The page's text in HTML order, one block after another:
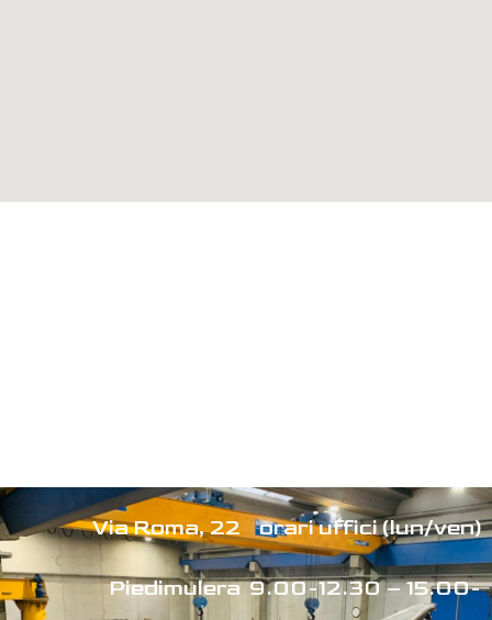
Via Roma, 22
Piedimulera
orari uffici (lun/ven)
9.00-12.30 – 15.00-